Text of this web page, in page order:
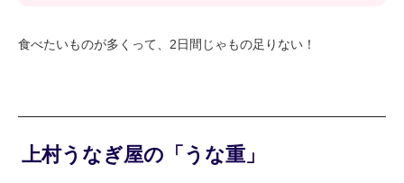
食べたいものが多くって、2日間じゃもの足りない！
上村うなぎ屋の「うな重」